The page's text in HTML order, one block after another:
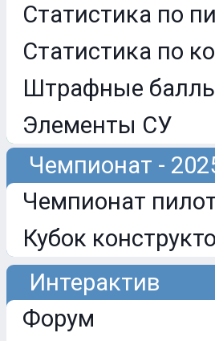
Статистика по
Статистика по
Штрафные
Элементы СУ
Чемпионат -
Чемпионат
Кубок
Интерактив
Форум